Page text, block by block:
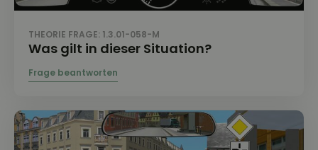
THEORIE FRAGE: 1.3.01-058-M
Was gilt in dieser Situation?